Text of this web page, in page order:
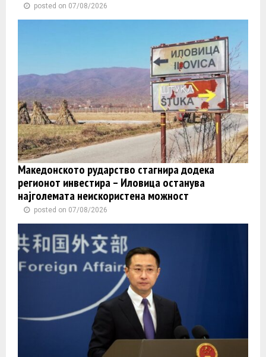
posted on 07/08/2026
Македонското рударство стагнира додека
регионот инвестира – Иловица останува
најголемата неискористена можност
posted on 07/08/2026